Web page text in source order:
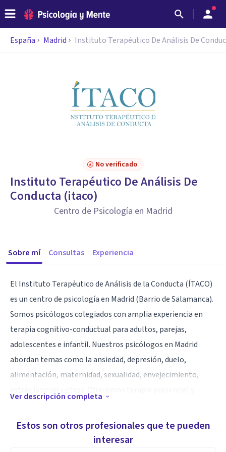
España Madrid Instituto Terapéutico De Análisis De
No verificado
Instituto Terapéutico De Análisis De
Conducta (itaco)
Centro de Psicología en Madrid
Sobre mí Consultas Experiencia
El Instituto Terapéutico de Análisis de la Conducta (ÍTACO)
es un centro de psicología en Madrid (Barrio de Salamanca).
Somos psicólogos colegiados con amplia experiencia en
terapia cognitivo-conductual para adultos, parejas,
adolescentes e infantil. Nuestros psicólogos en Madrid
abordan temas como la ansiedad, depresión, duelo,
alimentación, maternidad, sexualidad, envejecimiento,
AXA. Nuestra intervención psicológica integra una
perspectiva feminista sensible con las cuestiones de
Ver descripción completa
Estos son otros profesionales que te pueden
interesar